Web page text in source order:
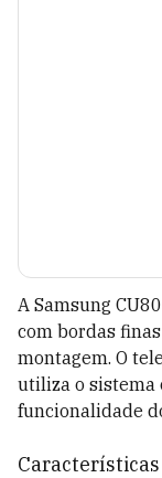
A Samsung
com bordas
montagem. O
utiliza o sistema
funcionalidade